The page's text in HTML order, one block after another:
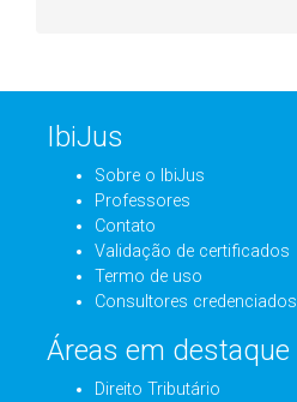
IbiJus
Sobre o IbiJus
Professores
Contato
Validação de certificados
Termo de uso
Consultores credenciados
Áreas em destaque
Direito Tributário